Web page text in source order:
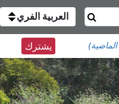
العربية الفري
يشترك